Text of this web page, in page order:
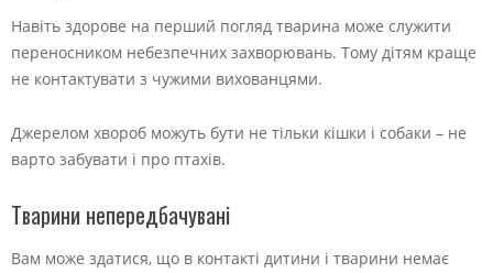
Навіть здорове на перший погляд тварина може служити
переносником небезпечних захворювань. Тому дітям краще
не контактувати з чужими вихованцями.
Джерелом хвороб можуть бути не тільки кішки і собаки – не
варто забувати і про птахів.
Тварини непередбачувані
Вам може здатися, що в контакті дитини і тварини немає